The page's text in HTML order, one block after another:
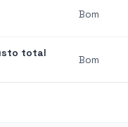
Bom
total
Bom